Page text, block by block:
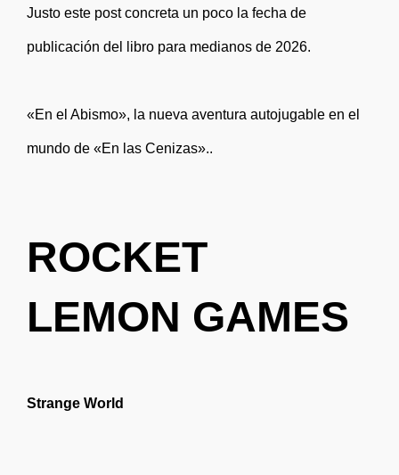
Justo este post concreta un poco la fecha de
publicación del libro para medianos de 2026.
«En el Abismo», la nueva aventura autojugable en el
mundo de «En las Cenizas»..
ROCKET
LEMON GAMES
Strange World